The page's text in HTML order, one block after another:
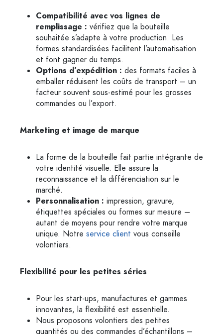
Compatibilité avec vos lignes de
remplissage : vérifiez que la bouteille
souhaitée s’adapte à votre production. Les
formes standardisées facilitent l’automatisation
et font gagner du temps.
Options d’expédition : des formats faciles à
emballer réduisent les coûts de transport – un
facteur souvent sous-estimé pour les grosses
commandes ou l’export.
Marketing et image de marque
La forme de la bouteille fait partie intégrante de
votre identité visuelle. Elle assure la
reconnaissance et la différenciation sur le
marché.
Personnalisation : impression, gravure,
étiquettes spéciales ou formes sur mesure –
autant de moyens pour rendre votre marque
unique. Notre service client vous conseille
volontiers.
Flexibilité pour les petites séries
Pour les start-ups, manufactures et gammes
innovantes, la flexibilité est essentielle.
Nous proposons volontiers des petites
quantités ou des commandes d’échantillons –